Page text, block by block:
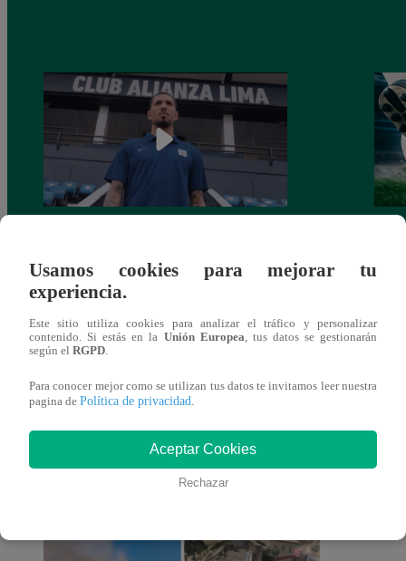
como nuevo fichaje para el Torneo
Clausura 2025
También te puede
interesar
Usamos cookies para mejorar tu
experiencia.
Este sitio utiliza cookies para analizar el tráfico y personalizar
contenido. Si estás en la Unión Europea, tus datos se gestionarán
según el RGPD.
Para conocer mejor como se utilizan tus datos te invitamos leer nuestra
pagina de Política de privacidad.
Aceptar Cookies
Rechazar